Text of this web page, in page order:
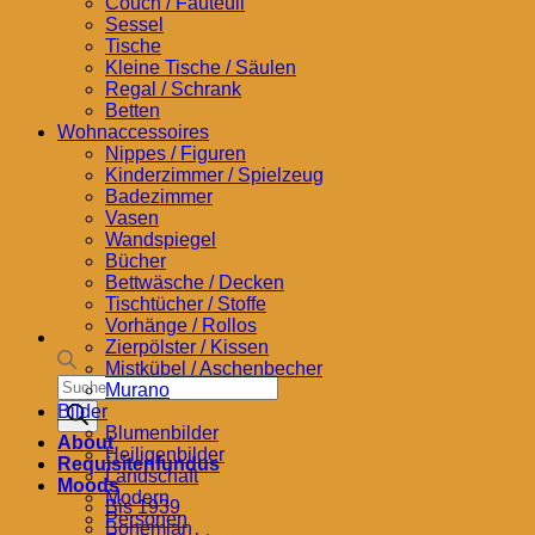
Products
search
About
Requisitenfundus
Moods
Bis 1939
Bohemian
Sessel
Tische
Kleine Tische / Säulen
Regal / Schrank
Betten
Wohnaccessoires
Nippes / Figuren
Kinderzimmer / Spielzeug
Badezimmer
Vasen
Wandspiegel
Bücher
Bettwäsche / Decken
Tischtücher / Stoffe
Vorhänge / Rollos
Zierpölster / Kissen
Mistkübel / Aschenbecher
Murano
Bilder
Blumenbilder
Heiligenbilder
Landschaft
Modern
Personen